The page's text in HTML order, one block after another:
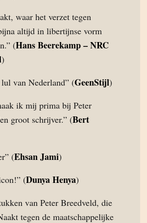
waar het verzet tegen
altijd in libertijnse vorm
(Hans Beerekamp – NRC
)
van Nederland” (GeenStijl)
ik mij prima bij Peter
groot schrijver.” (Bert
(Ehsan Jami)
(Dunya Henya)
van Peter Breedveld, die
tegen de maatschappelijke